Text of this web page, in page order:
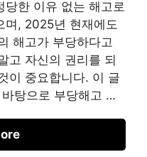
당한 이유 없는 해고로
며, 2025년 현재에도
해고가 부당하다고
고 자신의 권리를 되
이 중요합니다. 이 글
탕으로 부당해고 …